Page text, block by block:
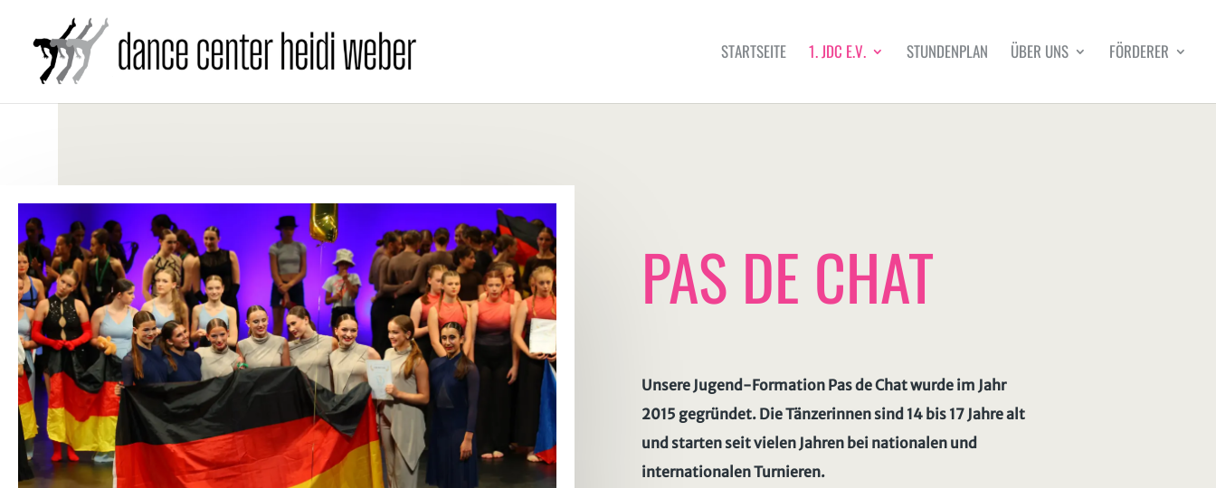
STARTSEITE 1. JDC E.V. STUNDENPLAN ÜBER UNS FÖRDERER
PAS DE CHAT
Unsere Jugend-Formation Pas de Chat wurde im Jahr
2015 gegründet. Die Tänzerinnen sind 14 bis 17 Jahre alt
und starten seit vielen Jahren bei nationalen und
internationalen Turnieren.